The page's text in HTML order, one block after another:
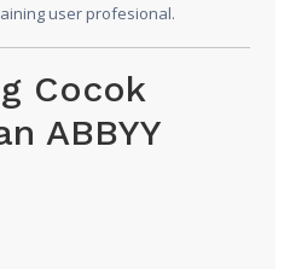
user profesional.
Cocok
ABBYY